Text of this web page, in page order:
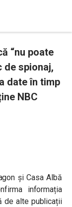
“nu poate
de spionaj,
date în timp
NBC
și Casa Albă
informația
de alte publicații